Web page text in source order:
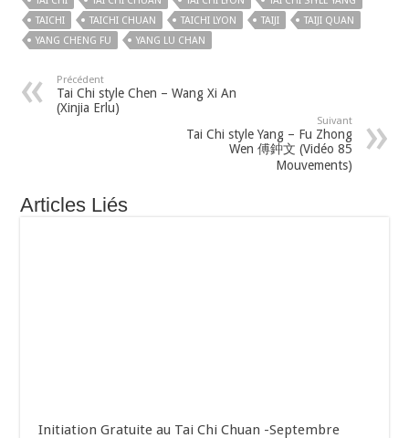
TAICHI
TAICHI CHUAN TAICHI LYON TAIJI
TAIJI QUAN
YANG CHENG FU
YANG LU CHAN
Précédent
Tai Chi style Chen – Wang Xi An
(Xinjia Erlu)
Suivant
Tai Chi style Yang – Fu Zhong
Wen 傅鈡文 (Vidéo 85
Mouvements)
Articles Liés
Initiation Gratuite au Tai Chi Chuan -Septembre